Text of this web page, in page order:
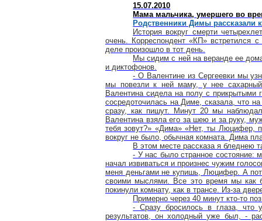
15.07.2010
Мама мальчика, умершего во
Родственники Димы рассказали
История вокруг смерти
очень. Корреспондент «КП»
деле произошло в тот день.
Мы сидим с ней на веранде ее дома
и диктофонов.
- О Валентине из Сергеевки мы
мы повезли к ней маму, у нее
Валентина сидела на полу с прикрытыми
сосредоточилась на Диме, сказала, что
сразу, как пишут. Минут 20 мы
Валентина взяла его за шею и за руку,
тебя зовут?» «Дима» «Нет, ты Люцифер,
вокруг не было, обычная комната. Дима
В этом месте рассказа я бледнею
- У нас было странное
начал извиваться и произнес чужим
меня деньгами не купишь, Люцифер. А
своими мыслями. Все это время мы как
покинули комнату, как в трансе. Из-за
Примерно через 40 минут кто-то
- Сразу бросилось в глаза,
результатов, он холодный уже был, -